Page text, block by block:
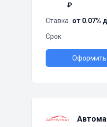
₽
Ставка от 0.07%
Срок
Оформить